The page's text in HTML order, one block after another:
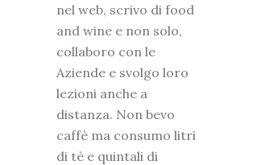
nel web, scrivo di food
and wine e non solo,
collaboro con le
Aziende e svolgo loro
lezioni anche a
distanza. Non bevo
caffè ma consumo litri
di tè e quintali di